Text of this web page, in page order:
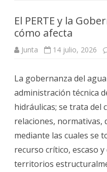
El PERTE y la
cómo afecta
Junta 14 julio, 2026
La gobernanza del
administración técnica
hidráulicas; se trata del
relaciones, normativas,
mediante las cuales se
recurso crítico, escaso
territorios